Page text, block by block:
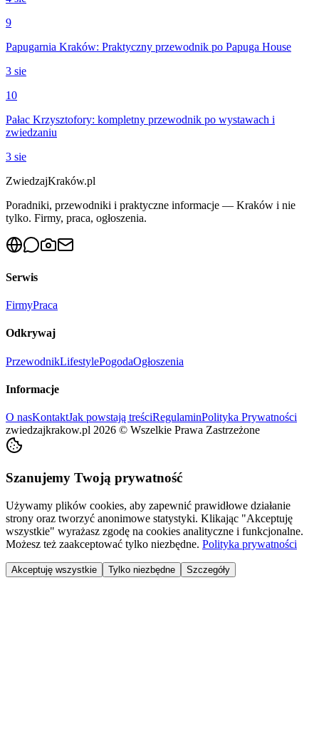
9
Papugarnia Kraków: Praktyczny przewodnik po Papuga House
3 sie
10
Pałac Krzysztofory: kompletny przewodnik po wystawach i
zwiedzaniu
3 sie
ZwiedzajKraków.pl
Poradniki, przewodniki i praktyczne informacje — Kraków i nie
tylko. Firmy, praca, ogłoszenia.
Serwis
FirmyPraca
Odkrywaj
PrzewodnikLifestylePogodaOgłoszenia
Informacje
O nasKontaktJak powstają treściRegulaminPolityka Prywatności
zwiedzajkrakow.pl 2026 © Wszelkie Prawa Zastrzeżone
Szanujemy Twoją prywatność
Używamy plików cookies, aby zapewnić prawidłowe działanie
strony oraz tworzyć anonimowe statystyki. Klikając "Akceptuję
wszystkie" wyrażasz zgodę na cookies analityczne i funkcjonalne.
Możesz też zaakceptować tylko niezbędne. Polityka prywatności
Akceptuję wszystkie Tylko niezbędne Szczegóły